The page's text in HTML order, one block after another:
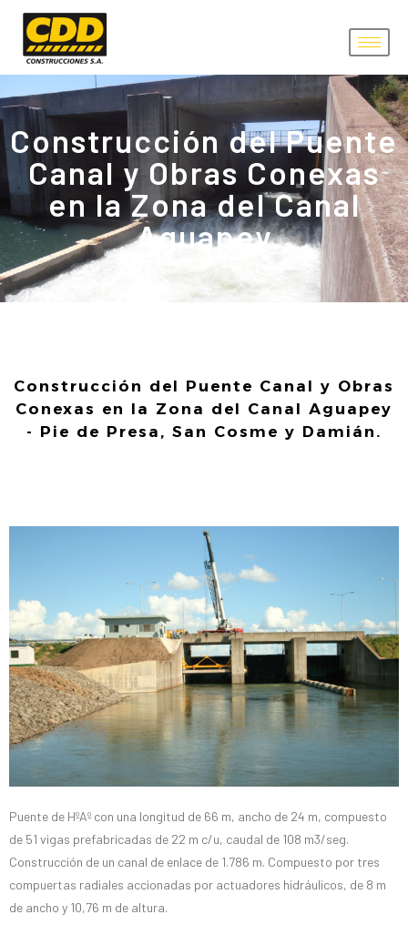
Construcción del Puente
Canal y Obras Conexas
en la Zona del Canal
Aguapey
Construcción del Puente Canal y Obras
Conexas en la Zona del Canal Aguapey
- Pie de Presa, San Cosme y Damián.
Puente de HºAº con una longitud de 66 m, ancho de 24 m, compuesto
de 51 vigas prefabricadas de 22 m c/u, caudal de 108 m3/seg.
Construcción de un canal de enlace de 1.786 m. Compuesto por tres
compuertas radiales accionadas por actuadores hidráulicos, de 8 m
de ancho y 10,76 m de altura.